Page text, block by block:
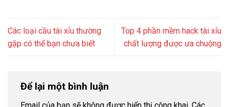
Các loại cầu tài xỉu thường
gặp có thể bạn chưa biết
Top 4 phần mềm hack tài xỉu
chất lượng được ưa chuộng
Để lại một bình luận